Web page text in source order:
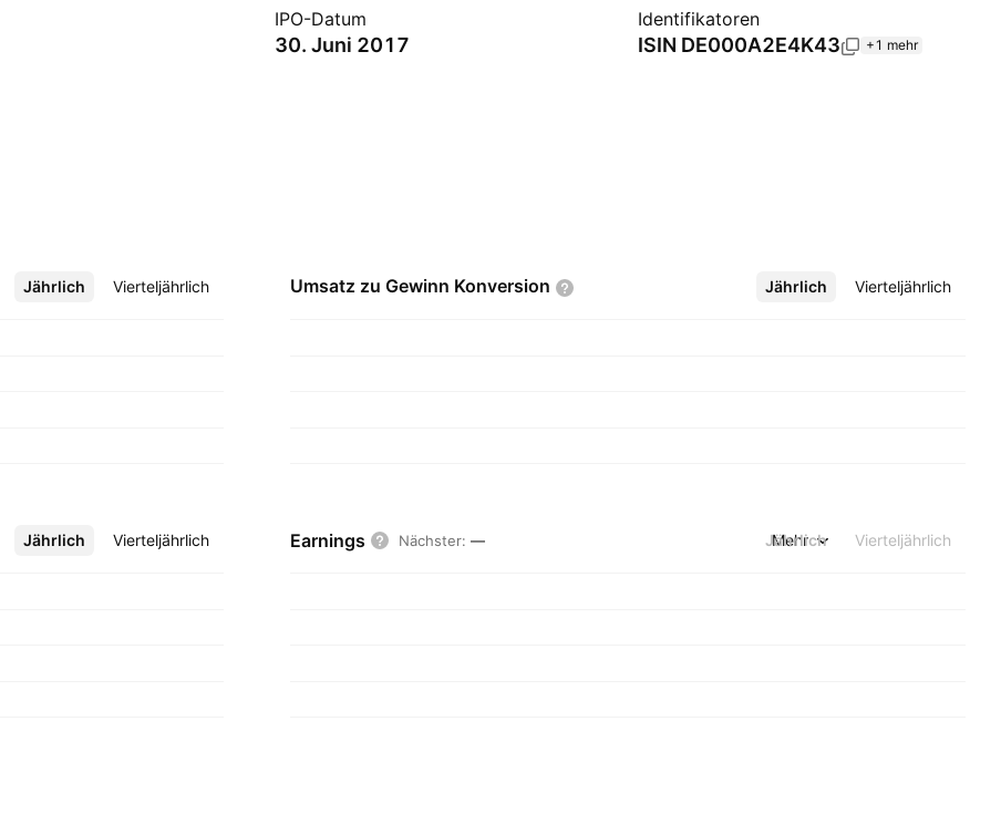
IPO-Datum
30. Juni 2017
Identifikatoren
ISIN DE000A2E4K43 +1 mehr
Jährlich Vierteljährlich
Mehr Umsatz zu Gewinn Konversion Jährlich Vierteljährlich
Mehr
Jährlich Vierteljährlich
Mehr Earnings Nächster: — Jährlich Vierteljährlich
Mehr